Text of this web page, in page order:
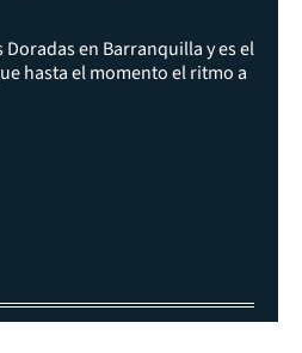
en Barranquilla y es el
hasta el momento el ritmo a